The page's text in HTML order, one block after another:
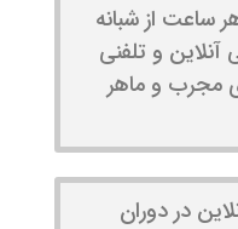
ساعت از شبانه
و تلفنی
مجرب و ماهر
در دوران